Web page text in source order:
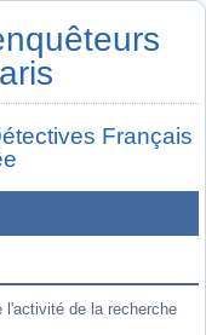
Français
de la recherche